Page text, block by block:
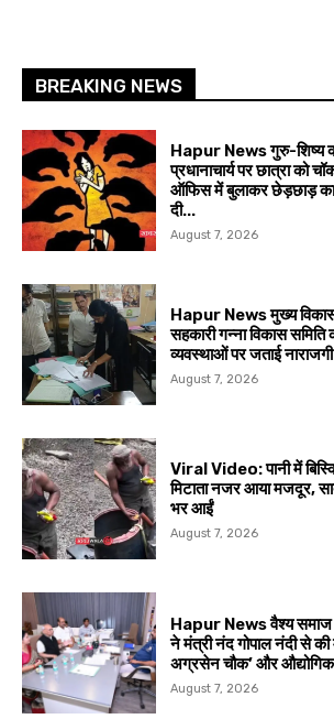
BREAKING NEWS
Hapur News गुरु-शिष्य
प्रधानाचार्य पर छात्रा को
ऑफिस में बुलाकर छेड़छाड़ का
दी...
August 7, 2026
Hapur News मुख्य विकास
सहकारी गन्ना विकास
व्यवस्थाओं पर जताई नाराजगी
August 7, 2026
Viral Video: पानी में
मिटाता नजर आया मजदूर,
भर आईं
August 7, 2026
Hapur News वैश्य समाज
ने मंत्री नंद गोपाल नंदी से की
अग्रसेन चौक’ और औद्योगिक
August 7, 2026